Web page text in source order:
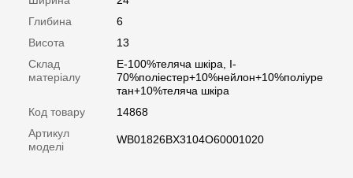
Глибина
6
Висота
13
Склад
матеріалу
E-100%теляча шкіра, I-
70%поліестер+10%нейлон+10%поліуре
тан+10%теляча шкіра
Код товару
14868
Артикул
моделі
WB01826BX3104O60001020